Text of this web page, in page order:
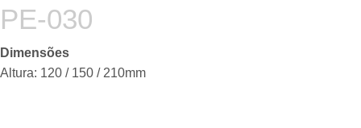
PE-030
Dimensões
Altura: 120 / 150 / 210mm